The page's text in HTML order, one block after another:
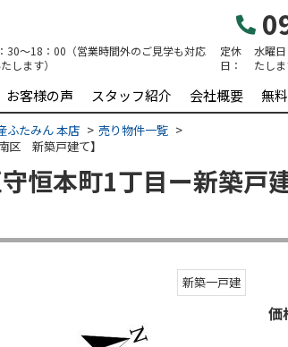
30～18：00（営業時間外のご見学も対応
します）
定休
日：
水曜
たし
お客様の声 スタッフ紹介 会社概要 無
ふたみん 本店
売り物件一覧
新築戸建て】
守恒本町1丁目ー新
新築一戸建
価